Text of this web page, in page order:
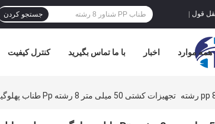
قول جستجو کردن
کنترل کیفیت با ما تماس بگیرید اخبار همه موارد
تجهیزات کشتی 50 میلی متر 8 رشته Pp طناب پهلوگیری دریایی طناب برای کشتی